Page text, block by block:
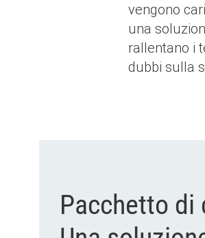
vengono
una
rallentano i
dubbi sulla
Pacchetto di